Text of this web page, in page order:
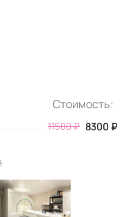
Стоимость:
11500₽ 8300 ₽